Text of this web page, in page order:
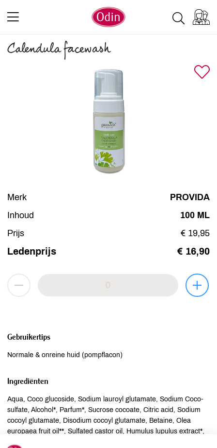
Calendula facewash
Merk
PROVIDA
Inhoud
100 ML
Prijs
€ 19,95
Ledenprijs € 16,90
Gebruikertips
Normale & onreine huid (pompflacon)
Ingrediënten
Aqua, Coco glucoside, Sodium lauroyl glutamate, Sodium Coco-
sulfate, Alcohol*, Parfum*, Sucrose cocoate, Citric acid, Sodium
cocoyl glutamate, Disodium cocoyl glutamate, Betaine, Olea
europaea fruit oil**, Sulfated castor oil, Humulus lupulus extract*,